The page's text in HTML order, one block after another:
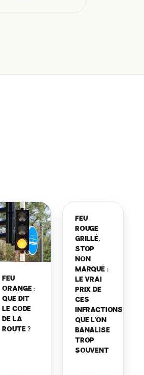
FEU
ORANGE :
QUE DIT
LE CODE
DE LA
ROUTE ?
FEU
ROUGE
GRILLÉ,
STOP
NON
MARQUÉ :
LE VRAI
PRIX DE
CES
INFRACTIONS
QUE L'ON
BANALISE
TROP
SOUVENT